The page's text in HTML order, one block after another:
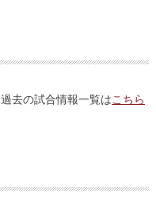
過去の試合情報一覧はこちら